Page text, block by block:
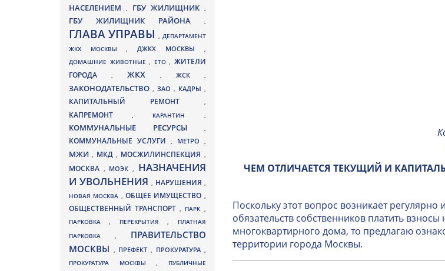
ЧЕМ ОТЛИЧАЕТСЯ ТЕКУЩИЙ И
Поскольку этот вопрос возникает
обязательств собственников платить
многоквартирного дома, то предлагаю
территории города Москвы.
НАСЕЛЕНИЕМ
, ГБУ ЖИЛИЩНИК ,
ГБУ ЖИЛИЩНИК РАЙОНА ,
ГЛАВА УПРАВЫ, ДЕПАРТАМЕНТ
ЖКХ МОСКВЫ,ДЖКХ МОСКВЫ ,
ДОМАШНИЕ ЖИВОТНЫЕ , ЕТО , ЖИТЕЛИ
ГОРОДА
, ЖКХ , ЖСК ,
ЗАКОНОДАТЕЛЬСТВО , ЗАО , КАДРЫ ,
КАПИТАЛЬНЫЙ РЕМОНТ ,
КАПРЕМОНТ , КАРАНТИН ,
КОММУНАЛЬНЫЕ РЕСУРСЫ ,
КОММУНАЛЬНЫЕ УСЛУГИ , МЕТРО ,
МЖИ, МКД , МОСЖИЛИНСПЕКЦИЯ ,
МОСКВА , МОЭК ,
НАЗНАЧЕНИЯ
И УВОЛЬНЕНИЯ , НАРУШЕНИЯ ,
НОВАЯ МОСКВА , ОБЩЕЕ ИМУЩЕСТВО ,
ОБЩЕСТВЕННЫЙ ТРАНСПОРТ, ПАРК ,
ПАРКОВКА, ПЕРЕКРЫТИЯ,
ПЛАТНАЯ
ПАРКОВКА ,
ПРАВИТЕЛЬСТВО
МОСКВЫ , ПРЕФЕКТ, ПРОКУРАТУРА ,
ПРОКУРАТУРА МОСКВЫ ,
ПУБЛИЧНЫЕ